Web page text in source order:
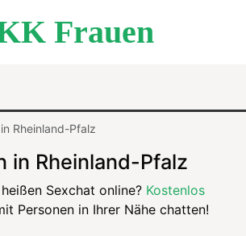
Frauen
Rheinland-Pfalz
in Rheinland-Pfalz
Sexchat online? Kostenlos
Personen in Ihrer Nähe chatten!